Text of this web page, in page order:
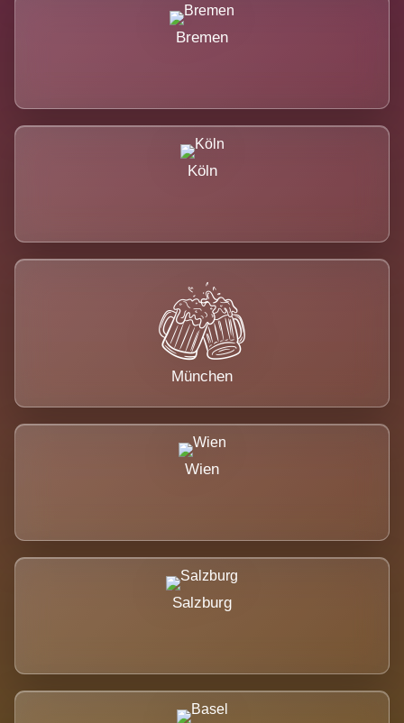
Bremen
Köln
München
Wien
Salzburg